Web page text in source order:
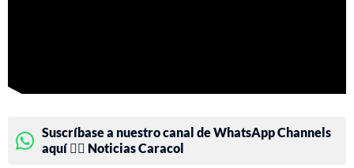
Suscríbase a nuestro canal de WhatsApp Channels
aquí 👉🏻 Noticias Caracol